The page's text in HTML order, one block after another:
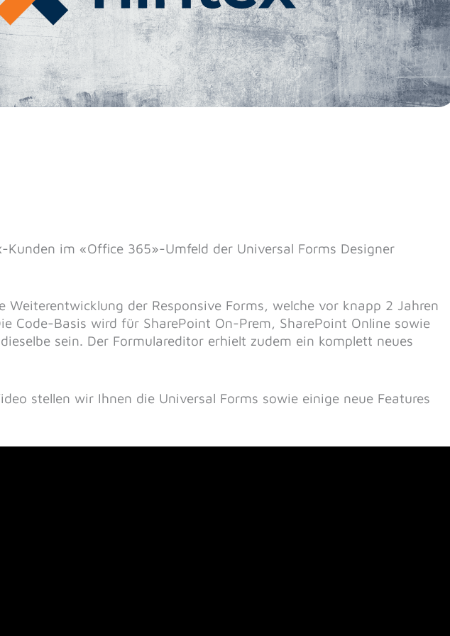
im «Office 365»-Umfeld der Universal Forms Designer
Weiterentwicklung der Responsive Forms, welche vor knapp 2 Jahren
Code-Basis wird für SharePoint On-Prem, SharePoint Online sowie
sein. Der Formulareditor erhielt zudem ein komplett neues
stellen wir Ihnen die Universal Forms sowie einige neue Features